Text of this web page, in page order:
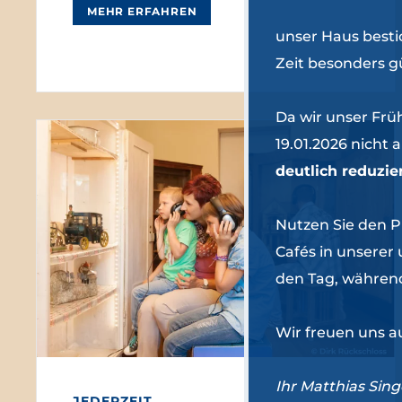
MEHR ERFAHREN
unser Haus
Zeit besonders
Da wir unser
19.01.2026
deutlich
Nutzen Sie den
Cafés in
den Tag,
Wir freuen uns
Ihr Matthias